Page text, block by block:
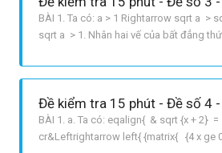
BÀI 1. Ta có: a > 1 Rightarrow sqrt a >
sqrt a > 1. Nhân hai vế của bất đẳng
a . BÀI 2. Ta có: {x^2} + 2x + 5 = {x^2} +
BÀI 1. a. Ta có: eqalign{ & sqrt {x + 2} =
cr&Leftrightarrow left{ {matrix{ {4 x